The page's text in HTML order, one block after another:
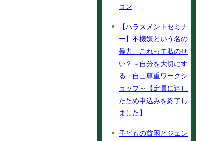
ョン
【ハラスメントセミナ
ー】不機嫌という名の
暴力 これって私のせ
い？～自分を大切にす
る 自己尊重ワークシ
ョップ～【定員に達し
たため申込みを終了し
ました】
子どもの貧困とジェン